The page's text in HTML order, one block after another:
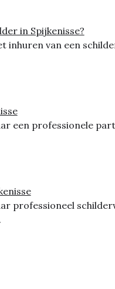
in Spijkenisse?
inhuren van een
een professionele
professioneel